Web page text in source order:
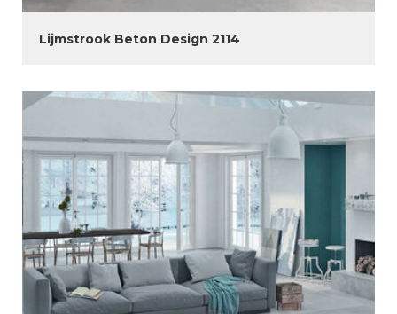
Lijmstrook Beton Design 2114